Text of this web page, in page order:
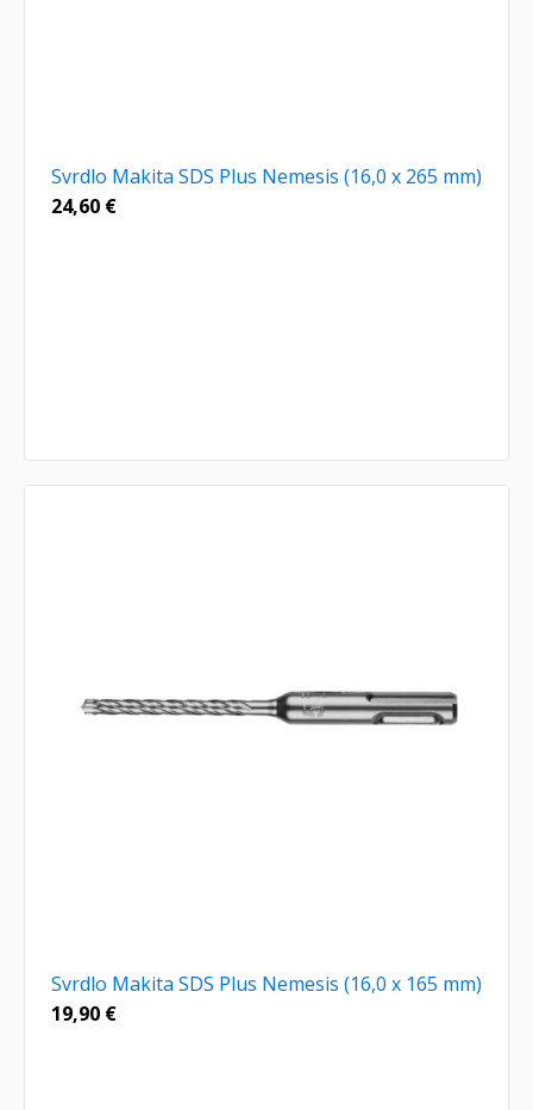
Svrdlo Makita SDS Plus Nemesis (16,0 x 265 mm)
24,60 €
Svrdlo Makita SDS Plus Nemesis (16,0 x 165 mm)
19,90 €